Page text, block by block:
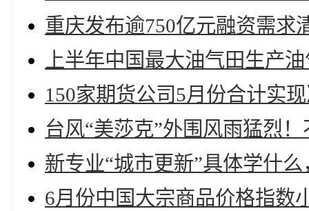
重庆发布逾750亿元融资需求
上半年中国最大油气田生产
150家期货公司5月份合计实
台风“美莎克”外围风雨猛烈
新专业“城市更新”具体学什
6月份中国大宗商品价格指数